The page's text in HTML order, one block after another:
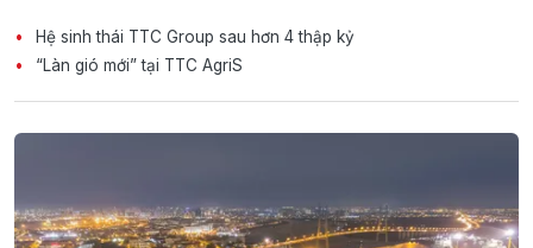
Hệ sinh thái TTC Group sau hơn 4 thập kỷ
“Làn gió mới” tại TTC AgriS